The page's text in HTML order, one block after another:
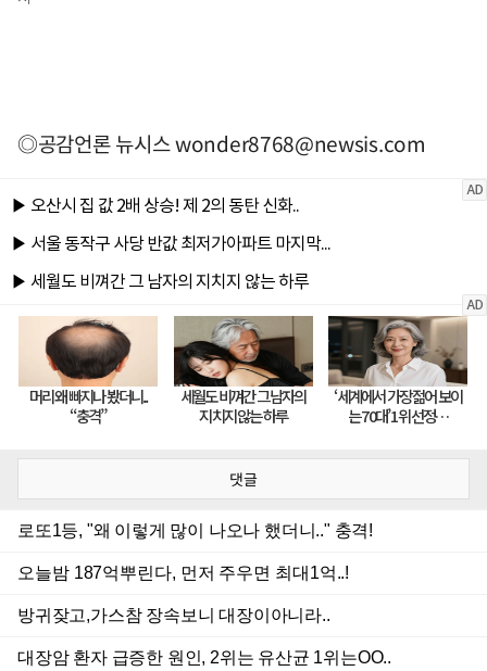
◎공감언론 뉴시스wonder8768@newsis.com
댓글